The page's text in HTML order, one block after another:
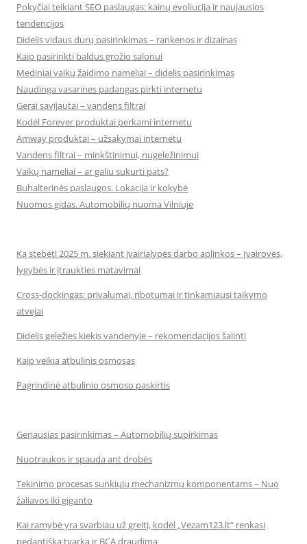
Pokyčiai teikiant SEO paslaugas: kainų evoliucija ir naujausios
tendencijos
Didelis vidaus durų pasirinkimas – rankenos ir dizainas
Kaip pasirinkti baldus grožio salonui
Mediniai vaikų žaidimo nameliai – didelis pasirinkimas
Naudinga vasarines padangas pirkti internetu
Gerai savijautai – vandens filtrai
Kodėl Forever produktai perkami internetu
Amway produktai – užsakymai internetu
Vandens filtrai – minkštinimui, nugeležinimui
Vaikų nameliai – ar galiu sukurti pats?
Buhalterinės paslaugos. Lokacija ir kokybė
Nuomos gidas. Automobilių nuoma Vilniuje
Ką stebėti 2025 m. siekiant įvairialypės darbo aplinkos – Įvairovės,
lygybės ir įtraukties matavimai
Cross-dockingas: privalumai, ribotumai ir tinkamiausi taikymo
atvejai
Didelis geležies kiekis vandenyje – rekomendacijos šalinti
Kaip veikia atbulinis osmosas
Pagrindinė atbulinio osmoso paskirtis
Geriausias pasirinkimas – Automobilių supirkimas
Nuotraukos ir spauda ant drobės
Tekinimo procesas sunkiųjų mechanizmų komponentams – Nuo
žaliavos iki giganto
Kai ramybė yra svarbiau už greitį, kodėl „Vezam123.lt“ renkasi
pedantišką tvarką ir BCA draudimą